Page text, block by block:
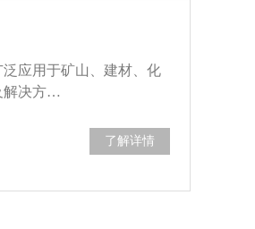
应用于矿山、建材、化
解决方…
了解详情